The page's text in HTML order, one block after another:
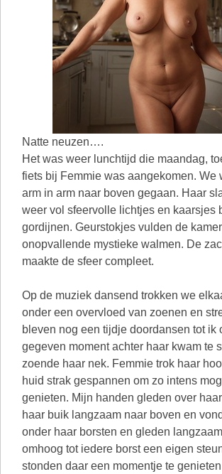
Natte neuzen….
Het was weer lunchtijd die maandag,
fiets bij Femmie was aangekomen. We
arm in arm naar boven gegaan. Haar
weer vol sfeervolle lichtjes en kaarsjes
gordijnen. Geurstokjes vulden de
onopvallende mystieke walmen. De
maakte de sfeer compleet.
Op de muziek dansend trokken we
onder een overvloed van zoenen en
bleven nog een tijdje doordansen tot ik
gegeven moment achter haar kwam te
zoende haar nek. Femmie trok haar
huid strak gespannen om zo intens
genieten. Mijn handen gleden over
haar buik langzaam naar boven en
onder haar borsten en gleden
omhoog tot iedere borst een eigen
stonden daar een momentje te